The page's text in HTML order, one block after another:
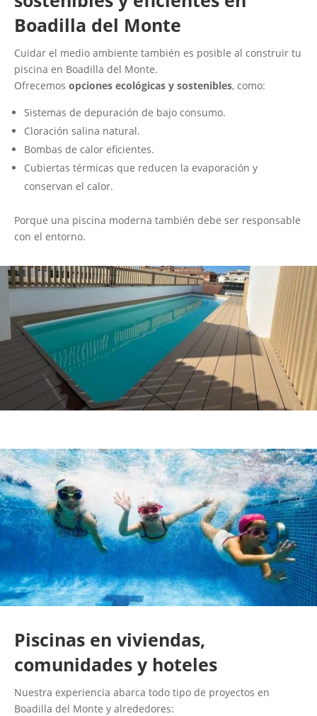
Boadilla del Monte
Cuidar el medio ambiente también es posible al construir tu
piscina en Boadilla del Monte.
Ofrecemos opciones ecológicas y sostenibles, como:
Sistemas de depuración de bajo consumo.
Cloración salina natural.
Bombas de calor eficientes.
Cubiertas térmicas que reducen la evaporación y
conservan el calor.
Porque una piscina moderna también debe ser responsable
con el entorno.
Piscinas en viviendas,
comunidades y hoteles
Nuestra experiencia abarca todo tipo de proyectos en
Boadilla del Monte y alrededores: